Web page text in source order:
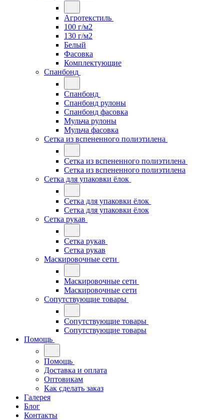
Агротекстиль
100 г/м2
130 г/м2
Белый
Фасовка
Комплектующие
Спанбонд
Спанбонд
Спанбонд рулоны
Спанбонд фасовка
Мульча рулоны
Мульча фасовка
Сетка из вспененного полиэтилена
Сетка из вспененного полиэтилена
Сетка из вспененного полиэтилена
Сетка для упаковки ёлок
Сетка для упаковки ёлок
Сетка для упаковки ёлок
Сетка рукав
Сетка рукав
Сетка рукав
Маскировочные сети
Маскировочные сети
Маскировочные сети
Сопутствующие товары
Сопутствующие товары
Сопутствующие товары
Помощь
Помощь
Доставка и оплата
Оптовикам
Как сделать заказ
Галерея
Блог
Контакты